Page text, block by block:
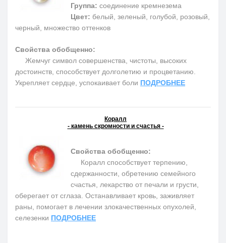
Группа: соединение кремнезема
Цвет: белый, зеленый, голубой, розовый,
черный, множество оттенков
Свойства обобщенно:
Жемчуг символ совершенства, чистоты, высоких
достоинств, способствует долголетию и процветанию.
Укрепляет сердце, успокаивает боли ПОДРОБНЕЕ
Коралл
- камень скромности и счастья -
Свойства обобщенно:
Коралл способствует терпению,
сдержанности, обретению семейного
счастья, лекарство от печали и грусти,
оберегает от сглаза. Останавливает кровь, заживляет
раны, помогает в лечении злокачественных опухолей,
селезенки ПОДРОБНЕЕ